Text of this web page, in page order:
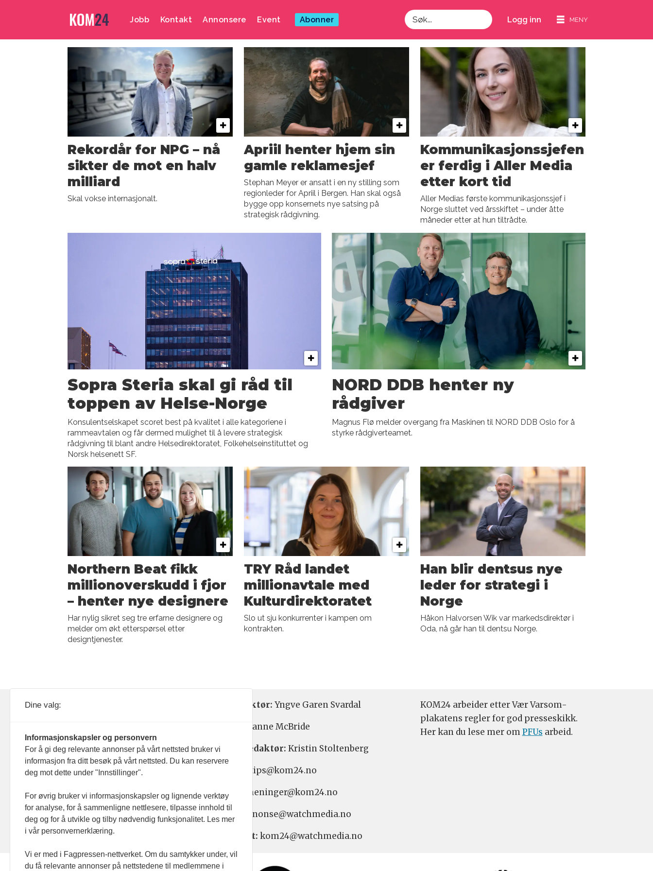
Jobb Kontakt Annonsere Event Abonner
Søk
Logg inn
Emne:
strategisk
rådgivning
Rekordår for NPG – nå
sikter de mot en halv
milliard
Skal vokse internasjonalt.
Apriil henter hjem sin
gamle reklamesjef
Stephan Meyer er ansatt i en ny stilling som
regionleder for Apriil i Bergen. Han skal også
bygge opp konsernets nye satsing på
strategisk rådgivning.
Kommunikasjonssjefen
er ferdig i Aller Media
etter kort tid
Aller Medias første kommunikasjonssjef i
Norge sluttet ved årsskiftet – under åtte
måneder etter at hun tiltrådte.
Sopra Steria skal gi råd til
toppen av Helse-Norge
Konsulentselskapet scoret best på kvalitet i alle kategoriene i
rammeavtalen og får dermed mulighet til å levere strategisk
rådgivning til blant andre Helsedirektoratet, Folkehelseinstituttet og
Norsk helsenett SF.
NORD DDB henter ny
rådgiver
Magnus Flø melder overgang fra Maskinen til NORD DDB Oslo for å
styrke rådgiverteamet.
Northern Beat fikk
millionoverskudd i fjor
– henter nye designere
Har nylig sikret seg tre erfarne designere og
melder om økt etterspørsel etter
designtjenester.
TRY Råd landet
millionavtale med
Kulturdirektoratet
Slo ut sju konkurrenter i kampen om
kontrakten.
Han blir dentsus nye
leder for strategi i
Norge
Håkon Halvorsen Wik var markedsdirektør i
Oda, nå går han til dentsu Norge.
093 182
Nyhetsredaktør: Yngve Garen Svardal
Hanne McBride
Ansvarlig redaktør: Kristin Stoltenberg
Nyhetstips: tips@kom24.no
Meninger: meninger@kom24.no
Annonse: annonse@watchmedia.no
Abonnement: kom24@watchmedia.no
KOM24 arbeider etter Vær Varsom-
plakatens regler for god presseskikk.
Her kan du lese mer omPFUs arbeid.
Dine valg:
Informasjonskapsler og personvern
For å gi deg relevante annonser på vårt nettsted bruker vi
informasjon fra ditt besøk på vårt nettsted. Du kan reservere
deg mot dette under "Innstillinger".
For øvrig bruker vi informasjonskapsler og lignende verktøy
for analyse, for å sammenligne nettlesere, tilpasse innhold til
deg og for å utvikle og tilby nødvendig funksjonalitet. Les mer
i vår personvernerklæring.
Vi er med i Fagpressen-nettverket. Om du samtykker under, vil
du få relevante annonser på nettstedene til medlemmene i